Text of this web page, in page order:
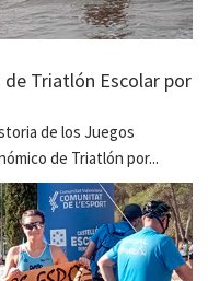
Triatlón Escolar por
de los Juegos
de Triatlón por...